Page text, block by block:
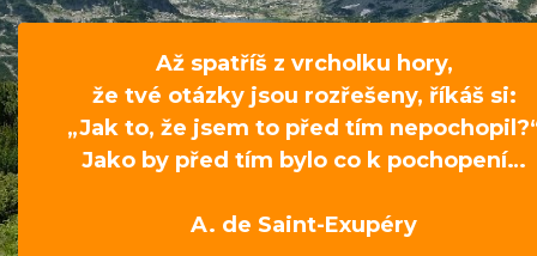
Až spatříš z vrcholku hory,
že tvé otázky jsou rozřešeny, říkáš si:
„Jak to, že jsem to před tím
Jako by před tím bylo co k pochopení…
A. de Saint-Exupéry